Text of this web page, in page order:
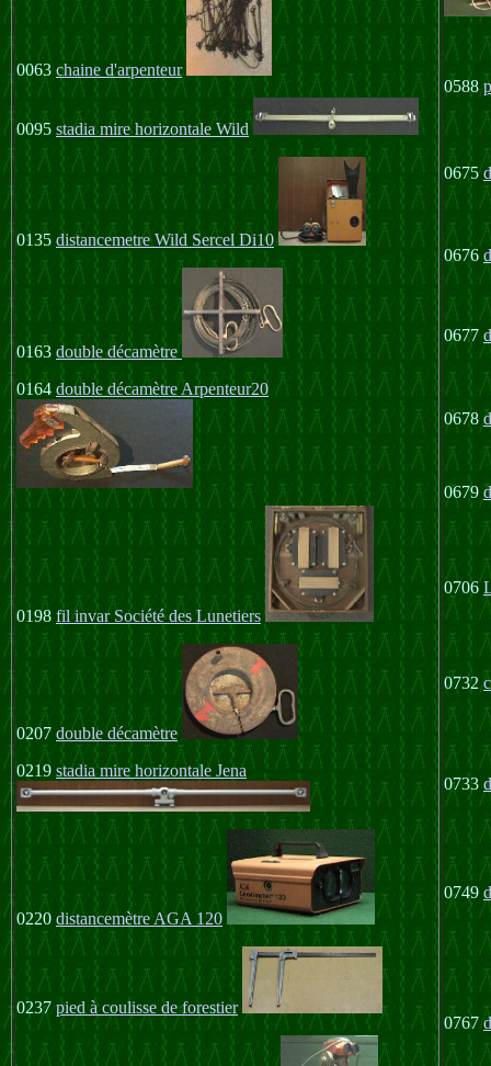
0063 chaine d'arpenteur
0095 stadia mire horizontale Wild
0135 distancemetre Wild Sercel Di10
0163 double décamètre
0164 double décamètre Arpenteur20
0198 fil invar Société des Lunetiers
0207 double décamètre
0219 stadia mire horizontale Jena
0220 distancemètre AGA 120
0237 pied à coulisse de forestier
0588
0675
0676
0677
0678
0679
0706
0732
0733
0749
0767